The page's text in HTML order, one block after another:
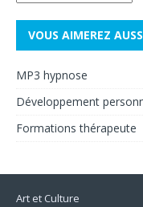
VOUS AIMEREZ
MP3 hypnose
Développement
Formations thérapeute
Art et Culture